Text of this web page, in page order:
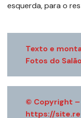
esquerda, para o
Texto e
Fotos do
© Copyright
https://